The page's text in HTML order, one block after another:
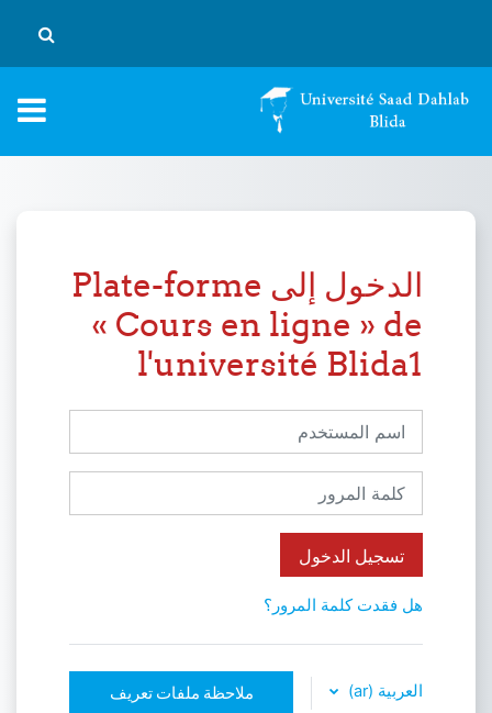
تبديل
الدخول إلى Plate-forme
« Cours en ligne » de
l'université Blida1
اسم المستخدم
كلمة المرور
تسجيل الدخول
هل فقدت كلمة المرور؟
العربية ‎(ar)‎ ملاحظة ملفات تعريف